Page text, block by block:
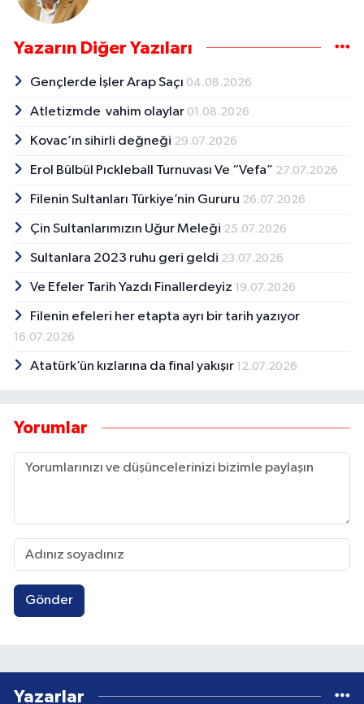
Yazarın Diğer Yazıları
Gençlerde İşler Arap Saçı 04.08.2026
Atletizmde vahim olaylar 01.08.2026
Kovac’ın sihirli değneği 29.07.2026
Erol Bülbül Pıckleball Turnuvası Ve “Vefa” 27.07.2026
Filenin Sultanları Türkiye’nin Gururu 26.07.2026
Çin Sultanlarımızın Uğur Meleği 25.07.2026
Sultanlara 2023 ruhu geri geldi 23.07.2026
Ve Efeler Tarih Yazdı Finallerdeyiz 19.07.2026
Filenin efeleri her etapta ayrı bir tarih yazıyor
16.07.2026
Atatürk’ün kızlarına da final yakışır 12.07.2026
Yorumlar